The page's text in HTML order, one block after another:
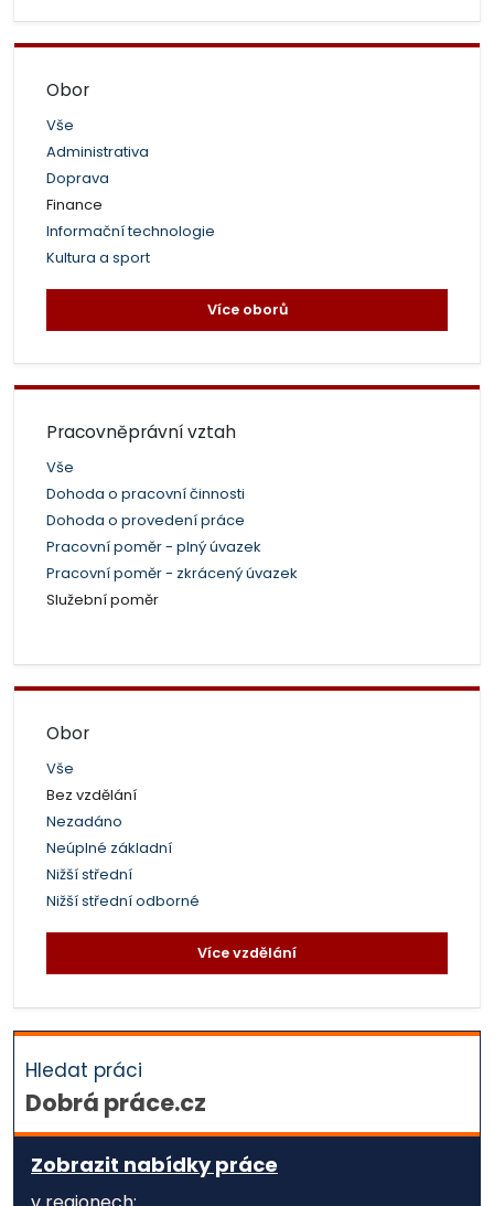
Obor
Vše
Administrativa
Doprava
Finance
Informační technologie
Kultura a sport
Více oborů
Pracovněprávní vztah
Vše
Dohoda o pracovní činnosti
Dohoda o provedení práce
Pracovní poměr - plný úvazek
Pracovní poměr - zkrácený úvazek
Služební poměr
Obor
Vše
Bez vzdělání
Nezadáno
Neúplné základní
Nižší střední
Nižší střední odborné
Více vzdělání
Hledat práci
Dobrá práce.cz
Zobrazit nabídky práce